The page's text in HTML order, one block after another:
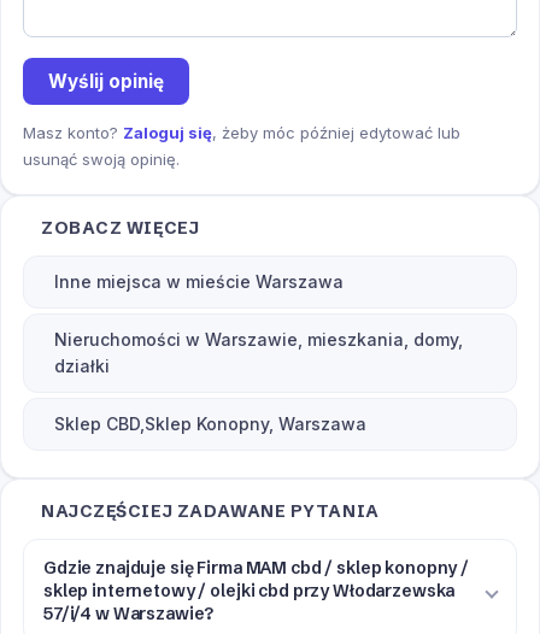
Wyślij opinię
Masz konto? Zaloguj się, żeby móc później edytować lub
usunąć swoją opinię.
ZOBACZ WIĘCEJ
Inne miejsca w mieście Warszawa
Nieruchomości w Warszawie, mieszkania, domy,
działki
Sklep CBD,Sklep Konopny, Warszawa
NAJCZĘŚCIEJ ZADAWANE PYTANIA
Gdzie znajduje się Firma MAM cbd / sklep konopny /
sklep internetowy / olejki cbd przy Włodarzewska
57/i/4 w Warszawie?